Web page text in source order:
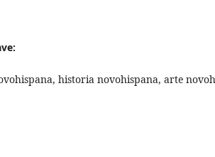
historia novohispana, arte